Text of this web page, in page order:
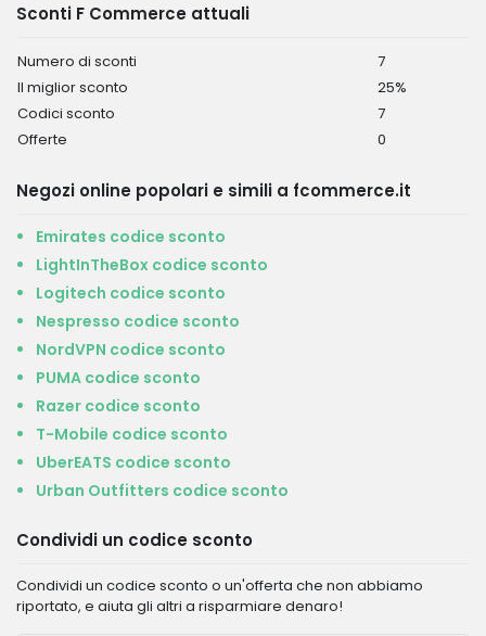
Sconti F Commerce attuali
Numero di sconti
7
Il miglior sconto
25%
Codici sconto
7
Offerte
0
Negozi online popolari e simili a fcommerce.it
Emirates codice sconto
LightInTheBox codice sconto
Logitech codice sconto
Nespresso codice sconto
NordVPN codice sconto
PUMA codice sconto
Razer codice sconto
T-Mobile codice sconto
UberEATS codice sconto
Urban Outfitters codice sconto
Condividi un codice sconto
Condividi un codice sconto o un'offerta che non abbiamo
riportato, e aiuta gli altri a risparmiare denaro!